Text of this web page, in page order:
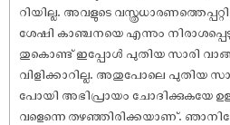
റിയില്ല. അവളുടെ
ശേഷി കാഞ്ചനയെ എന്നും
തുകൊണ്ട് ഇപ്പോൾ പുതിയ സാരി
വിളിക്കാറില്ല. അതുപോലെ പുതിയ
പോയി അഭിപ്രായം ചോദിക്കുകയേ
വളെന്നെ തഴഞ്ഞിരിക്കയാണ്.